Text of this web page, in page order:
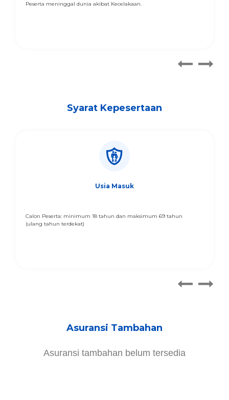
Peserta meninggal dunia akibat Kecelakaan.
Syarat Kepesertaan
Usia Masuk
Calon Peserta: minimum 18 tahun dan maksimum 69 tahun
(ulang tahun terdekat)
Asuransi Tambahan
Asuransi tambahan belum tersedia